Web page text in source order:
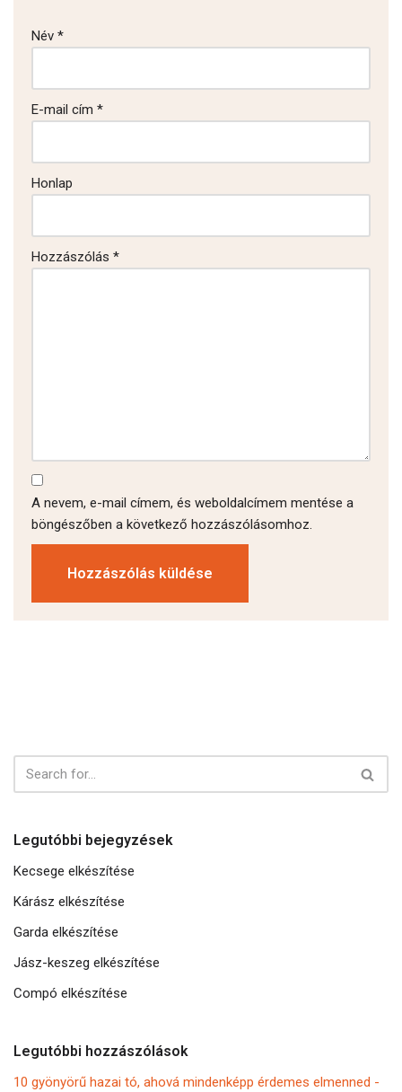
Név *
E-mail cím *
Honlap
Hozzászólás *
A nevem, e-mail címem, és weboldalcímem mentése a
böngészőben a következő hozzászólásomhoz.
Legutóbbi bejegyzések
Kecsege elkészítése
Kárász elkészítése
Garda elkészítése
Jász-keszeg elkészítése
Compó elkészítése
Legutóbbi hozzászólások
10 gyönyörű hazai tó, ahová mindenképp érdemes elmenned -